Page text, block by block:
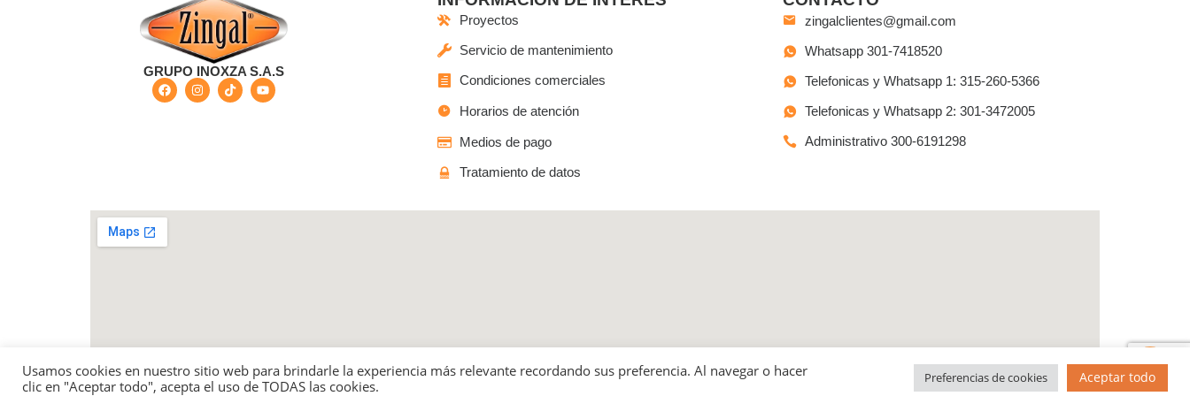
GRUPO INOXZA S.A.S
Proyectos
Servicio de mantenimiento
Condiciones comerciales
Horarios de atención
Medios de pago
Tratamiento de datos
zingalclientes@gmail.com
Whatsapp 301-7418520
Telefonicas y Whatsapp 1: 315-260-5366
Telefonicas y Whatsapp 2: 301-3472005
Administrativo 300-6191298
Bogotá - Colombia Carrera 68 G No 73-57 - Barrio las Ferias
Tienes preguntas?